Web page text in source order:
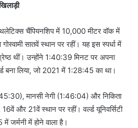
चैंपियनशिप में 10,000 मीटर वॉक में
सातवें स्थान पर रहीं। यह इस स्पर्धा में
थीं। उन्होंने 1:40:39 मिनट पर अपना
बना लिया, जो 2021 में 1:28:45 का था।
मानसी नेगी (1:46:04) और निकिता
और 21वें स्थान पर रहीं। वर्ल्ड यूनिवर्सिटी
में होने वाला है।